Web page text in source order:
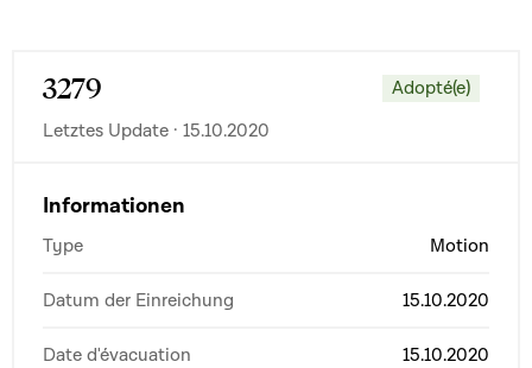
3279
Adopté(e)
Letztes Update · 15.10.2020
Informationen
Type Motion
Datum der Einreichung 15.10.2020
Date d'évacuation 15.10.2020